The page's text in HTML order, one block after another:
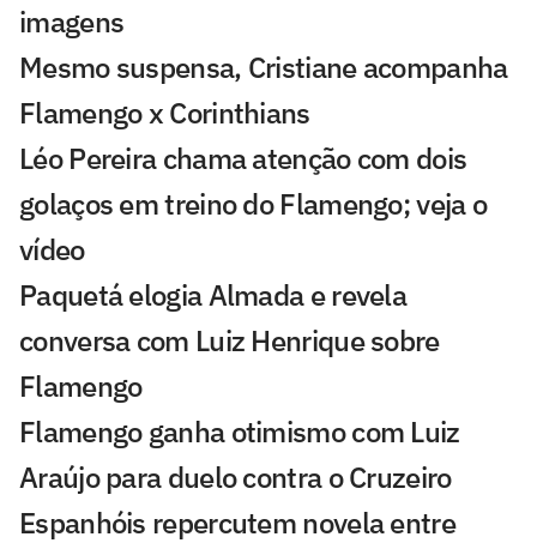
imagens
Mesmo suspensa, Cristiane acompanha
Flamengo x Corinthians
Léo Pereira chama atenção com dois
golaços em treino do Flamengo; veja o
vídeo
Paquetá elogia Almada e revela
conversa com Luiz Henrique sobre
Flamengo
Flamengo ganha otimismo com Luiz
Araújo para duelo contra o Cruzeiro
Espanhóis repercutem novela entre